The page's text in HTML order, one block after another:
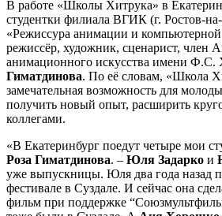
В работе «Школы Хитрука» в
студентки филиала ВГИК (г. Ростов-
«Режиссура анимации и компьютерной
режиссёр, художник, сценарист, член
анимационного искусства имени Ф.С.
Гиматдинова. По её словам, «Школа
замечательная возможность для
получить новый опыт, расширить
коллегами.
«В Екатеринбург поедут четыре мои
Роза Гиматдинова. – Юля Задарко и
уже выпускницы. Юля два года назад
фестивале в Суздале. И сейчас она
фильм при поддержке